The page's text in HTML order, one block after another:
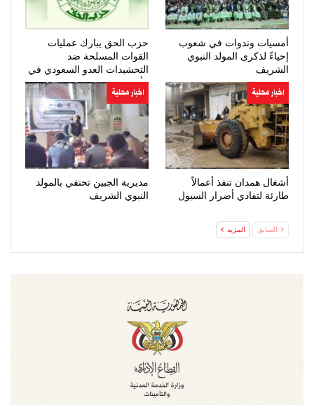
أمسيات وندوات في شعوب
إحياءً لذكرى المولد النبوي
الشريف
حزب الحق يبارك عمليات
القوات المسلحة ضد
التحشيدات العدو السعودي في
مأرب وحضرموت
اخبار محلية
أشغال همدان تنفذ أعمالاً
طارئة لتفادي أضرار السيول
اخبار محلية
مديرية الجبين تحتفي بالمولد
النبوي الشريف
السابق المزيد